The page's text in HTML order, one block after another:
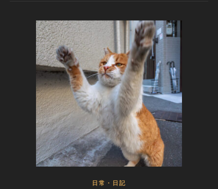
日常・日記